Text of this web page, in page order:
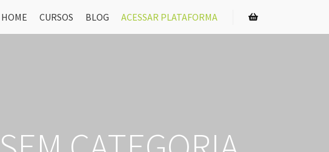
HOME CURSOS BLOG ACESSAR PLATAFORMA
Barra lateral da loja